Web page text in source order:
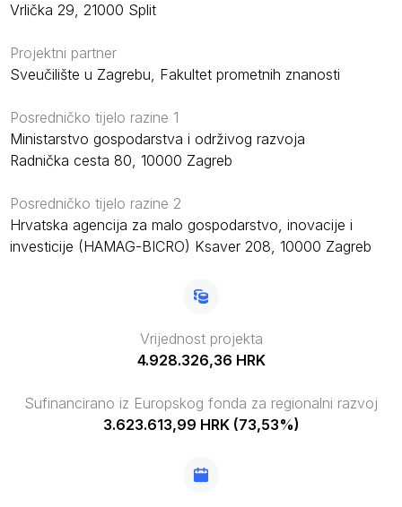
Vrlička 29, 21000 Split
Projektni partner
Sveučilište u Zagrebu, Fakultet prometnih znanosti
Posredničko tijelo razine 1
Ministarstvo gospodarstva i održivog razvoja
Radnička cesta 80, 10000 Zagreb
Posredničko tijelo razine 2
Hrvatska agencija za malo gospodarstvo, inovacije i
investicije (HAMAG-BICRO) Ksaver 208, 10000 Zagreb
Vrijednost projekta
4.928.326,36 HRK
Sufinancirano iz Europskog fonda za regionalni razvoj
3.623.613,99 HRK (73,53%)